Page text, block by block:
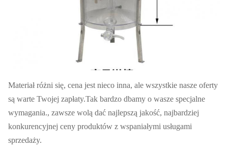
Materiał różni się, cena jest nieco inna, ale wszystkie nasze oferty
są warte Twojej zapłaty.Tak bardzo dbamy o wasze specjalne
wymagania., zawsze wolą dać najlepszą jakość, najbardziej
konkurencyjnej ceny produktów z wspaniałymi usługami
sprzedaży.